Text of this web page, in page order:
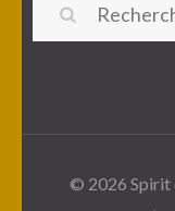
© 2026 Spirit